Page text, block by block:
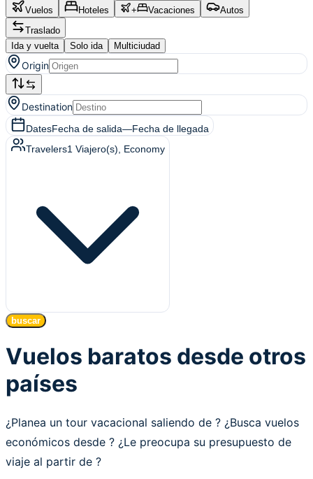
Vuelos Hoteles + Vacaciones
Autos
Traslado
Ida y vuelta
Solo ida Multiciudad
Origin
Destination
DatesFecha de salida—Fecha de llegada
Travelers1 Viajero(s) , Economy
buscar
Vuelos baratos desde otros
países
¿Planea un tour vacacional saliendo de ? ¿Busca vuelos
económicos desde ? ¿Le preocupa su presupuesto de
viaje al partir de ?